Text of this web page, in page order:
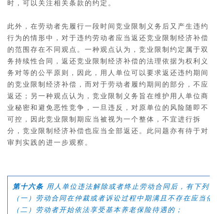
时，可以关注相关条款的约定。
此外，在劳动者先履行一段时间竞业限制义务后又产生违约
行为的情形中，对于违约劳动者应当返还竞业限制经济补偿
的范围存在不同观点。一种观点认为，竞业限制约定属于双
务持续性合同，返还竞业限制经济补偿的法理依据为权利义
务对等的公平原则，因此，用人单位可以要求返还违约期间
的竞业限制经济补偿，而对于劳动者履约期间的部分，不应
返还；另一种观点认为，竞业限制义务旨在维护用人单位商
业秘密和避免恶性竞争，一旦违反，对原单位的风险随即不
可控，因此竞业限制期应当被视为一个整体，不宜进行拆
分，竞业限制经济补偿也应当全部返还。此问题亦有待于对
审判实践的进一步观察。
第十六条 用人单位违法解除或者终止劳动合同后，有下列
（一）劳动合同在仲裁或者诉讼过程中期满且不存在应当
（二）劳动者开始依法享受基本养老保险待遇的；